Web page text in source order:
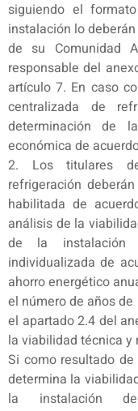
siguiendo el
instalación lo
de su Comunidad
responsable del
artículo 7. En caso
centralizada de
determinación de
económica de
2. Los titulares
refrigeración
habilitada de
análisis de la
de la instalación
individualizada de
ahorro energético
el número de años
el apartado 2.4 del
la viabilidad técnica
Si como resultado
determina la
la instalación